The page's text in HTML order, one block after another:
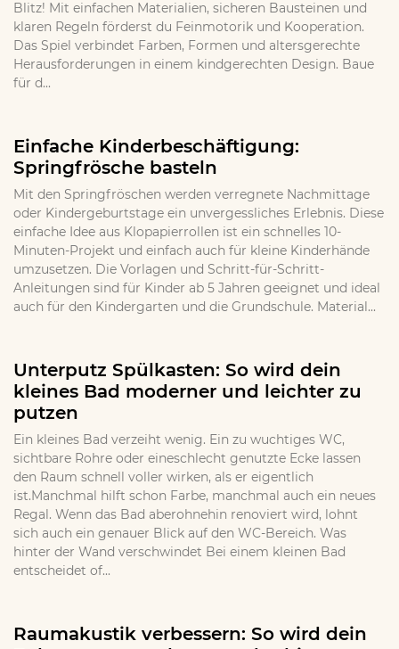
Blitz! Mit einfachen Materialien, sicheren Bausteinen und
klaren Regeln förderst du Feinmotorik und Kooperation.
Das Spiel verbindet Farben, Formen und altersgerechte
Herausforderungen in einem kindgerechten Design. Baue
für d...
Einfache Kinderbeschäftigung:
Springfrösche basteln
Mit den Springfröschen werden verregnete Nachmittage
oder Kindergeburtstage ein unvergessliches Erlebnis. Diese
einfache Idee aus Klopapierrollen ist ein schnelles 10-
Minuten-Projekt und einfach auch für kleine Kinderhände
umzusetzen. Die Vorlagen und Schritt-für-Schritt-
Anleitungen sind für Kinder ab 5 Jahren geeignet und ideal
auch für den Kindergarten und die Grundschule. Material...
Unterputz Spülkasten: So wird dein
kleines Bad moderner und leichter zu
putzen
Ein kleines Bad verzeiht wenig. Ein zu wuchtiges WC,
sichtbare Rohre oder eineschlecht genutzte Ecke lassen
den Raum schnell voller wirken, als er eigentlich
ist.Manchmal hilft schon Farbe, manchmal auch ein neues
Regal. Wenn das Bad aberohnehin renoviert wird, lohnt
sich auch ein genauer Blick auf den WC-Bereich. Was
hinter der Wand verschwindet Bei einem kleinen Bad
entscheidet of...
Raumakustik verbessern: So wird dein